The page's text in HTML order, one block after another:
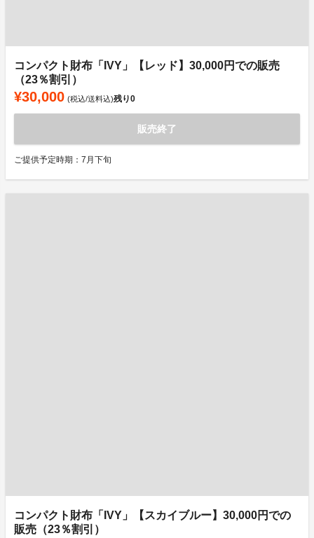
コンパクト財布「IVY」【レッド】30,000円での販売
（23％割引）
¥30,000 (税込/送料込)残り0
販売終了
ご提供予定時期：7月下旬
コンパクト財布「IVY」【スカイブルー】30,000円での
販売（23％割引）